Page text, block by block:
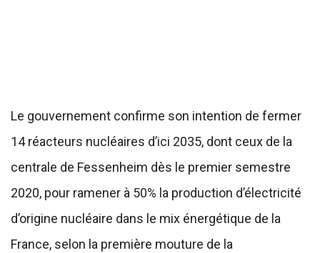
Le gouvernement confirme son intention de fermer
14 réacteurs nucléaires d’ici 2035, dont ceux de la
centrale de Fessenheim dès le premier semestre
2020, pour ramener à 50% la production d’électricité
d’origine nucléaire dans le mix énergétique de la
France, selon la première mouture de la